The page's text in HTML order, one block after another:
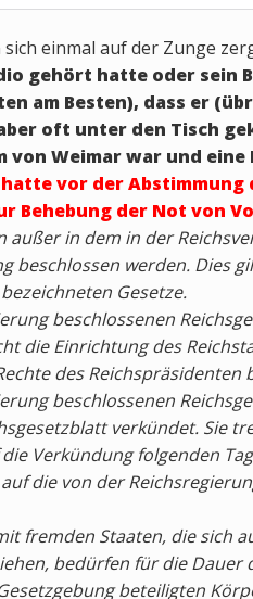
einmal auf der Zunge
gehört hatte oder sein
am Besten), dass er
oft unter den Tisch
von Weimar war und
vor der Abstimmung
Behebung der Not von
außer in dem in der
beschlossen werden. Dies
Gesetze.
beschlossenen
die Einrichtung des
des
beschlossenen
verkündet. Sie
Verkündung folgenden
die von der
fremden Staaten, die sich
bedürfen für die
beteiligten